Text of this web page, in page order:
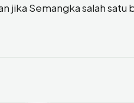
jika Semangka salah satu